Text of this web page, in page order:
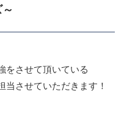
をさせて頂いている
させていただきます！